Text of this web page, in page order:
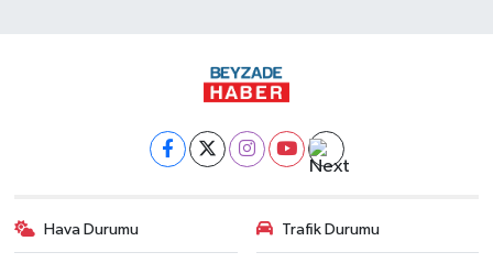
İskenderun-antakya yolu üzeri Serinyol Mah. Büyükdalyan Konteyner Kent
Hava Durumu Trafik Durumu